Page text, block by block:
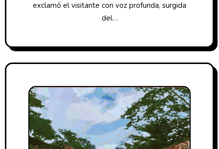
exclamó el visitante con voz profunda, surgida
del…